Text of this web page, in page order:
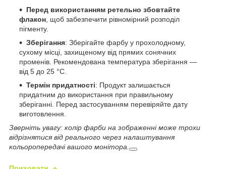
Перед використанням ретельно збовтайте
флакон , щоб забезпечити рівномірний розподіл
пігменту.
Зберігання: Зберігайте фарбу у прохолодному,
сухому місці, захищеному від прямих сонячних
променів. Рекомендована температура зберігання —
від 5 до 25 °C.
Термін придатності: Продукт залишається
придатним до використання при правильному
зберіганні. Перед застосуванням перевіряйте дату
виготовлення.
Зверніть увагу: колір фарби на зображенні може трохи
відрізнятися від реального через налаштування
кольоропередачі вашого монітора.